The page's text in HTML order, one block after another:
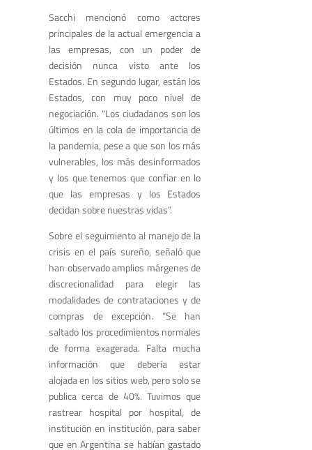
Sacchi mencionó como actores
principales de la actual emergencia a
las empresas, con un poder de
decisión nunca visto ante los
Estados. En segundo lugar, están los
Estados, con muy poco nivel de
negociación. “Los ciudadanos son los
últimos en la cola de importancia de
la pandemia, pese a que son los más
vulnerables, los más desinformados
y los que tenemos que confiar en lo
que las empresas y los Estados
decidan sobre nuestras vidas”.
Sobre el seguimiento al manejo de la
crisis en el país sureño, señaló que
han observado amplios márgenes de
discrecionalidad para elegir las
modalidades de contrataciones y de
compras de excepción. “Se han
saltado los procedimientos normales
de forma exagerada. Falta mucha
información que debería estar
alojada en los sitios web, pero solo se
publica cerca de 40%. Tuvimos que
rastrear hospital por hospital, de
institución en institución, para saber
que en Argentina se habían gastado